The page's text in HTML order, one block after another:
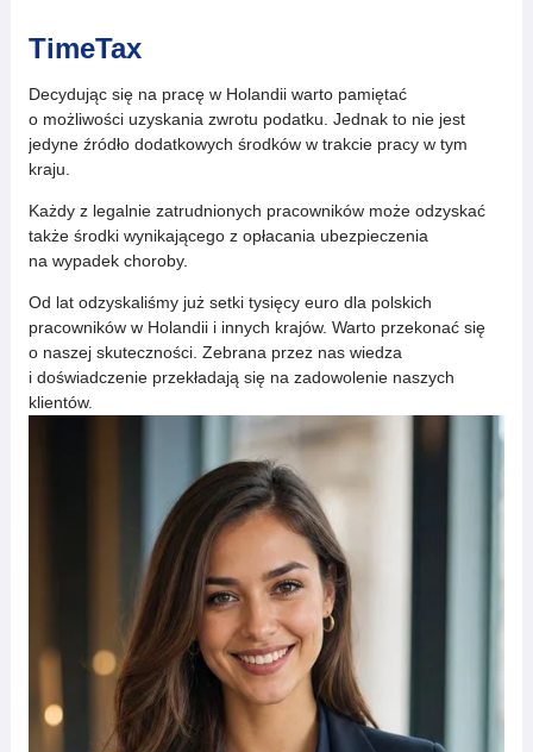
TimeTax
Decydując się na pracę w Holandii warto pamiętać
o możliwości uzyskania zwrotu podatku. Jednak to nie jest
jedyne źródło dodatkowych środków w trakcie pracy w tym
kraju.
Każdy z legalnie zatrudnionych pracowników może odzyskać
także środki wynikającego z opłacania ubezpieczenia
na wypadek choroby.
Od lat odzyskaliśmy już setki tysięcy euro dla polskich
pracowników w Holandii i innych krajów. Warto przekonać się
o naszej skuteczności. Zebrana przez nas wiedza
i doświadczenie przekładają się na zadowolenie naszych
klientów.